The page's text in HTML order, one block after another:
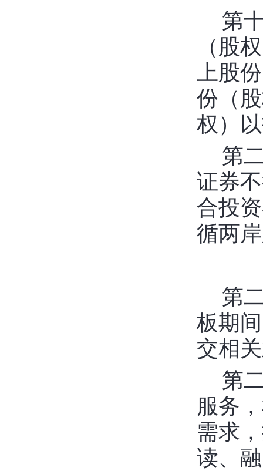
第
（股
上股
份（
权）
第
证券
合投
循两
第
板期
交相
第
服务
需求
读、